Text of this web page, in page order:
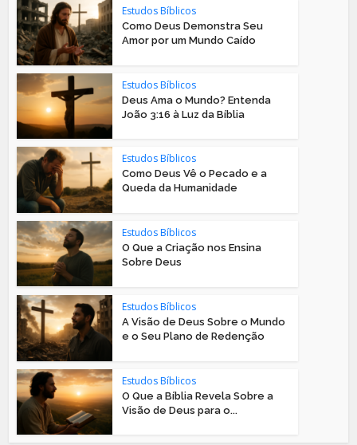
Estudos Bíblicos
Como Deus Demonstra Seu
Amor por um Mundo Caído
Estudos Bíblicos
Deus Ama o Mundo? Entenda
João 3:16 à Luz da Bíblia
Estudos Bíblicos
Como Deus Vê o Pecado e a
Queda da Humanidade
Estudos Bíblicos
O Que a Criação nos Ensina
Sobre Deus
Estudos Bíblicos
A Visão de Deus Sobre o Mundo
e o Seu Plano de Redenção
Estudos Bíblicos
O Que a Bíblia Revela Sobre a
Visão de Deus para o...